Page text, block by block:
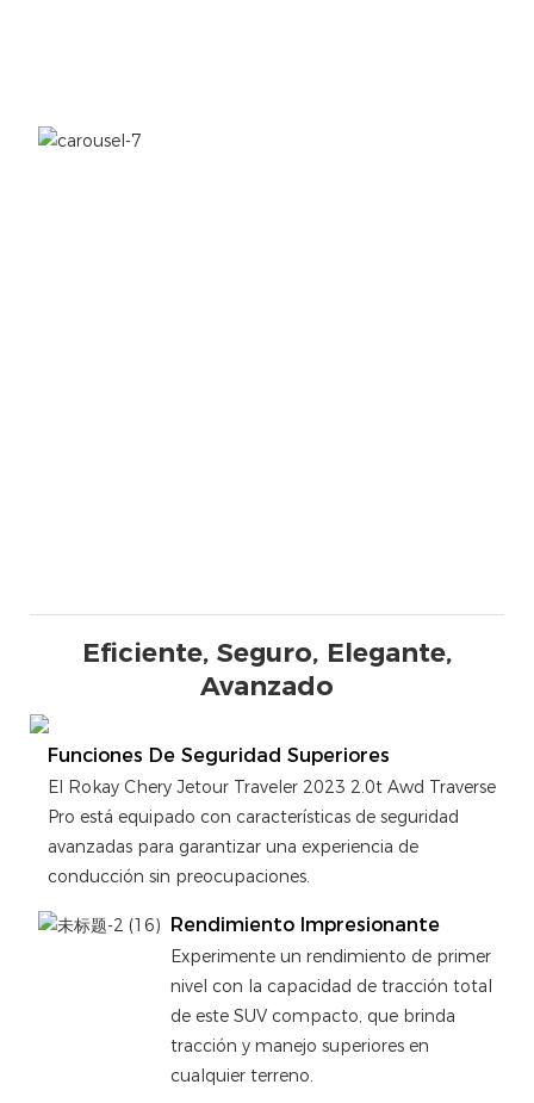
Eficiente, Seguro, Elegante,
Avanzado
Funciones De Seguridad Superiores
El Rokay Chery Jetour Traveler 2023 2.0t Awd Traverse
Pro está equipado con características de seguridad
avanzadas para garantizar una experiencia de
conducción sin preocupaciones.
Rendimiento Impresionante
Experimente un rendimiento de primer
nivel con la capacidad de tracción total
de este SUV compacto, que brinda
tracción y manejo superiores en
cualquier terreno.